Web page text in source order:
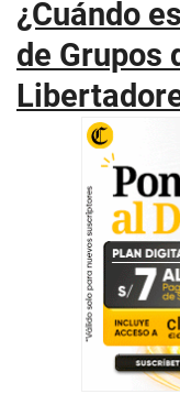
¿Cuándo
de Grupos